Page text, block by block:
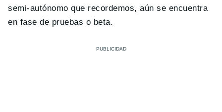
semi-autónomo que recordemos, aún se encuentra
en fase de pruebas o beta.